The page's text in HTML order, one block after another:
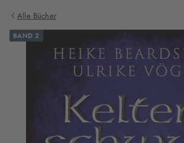
Alle Bücher
BAND 2
Produktbilder